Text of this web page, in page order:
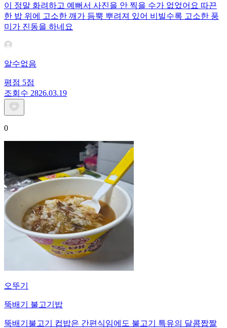
이 정말 화려하고 예뻐서 사진을 안 찍을 수가 없었어요 따끈
한 밥 위에 고소한 깨가 듬뿍 뿌려져 있어 비빌수록 고소한 풍
미가 진동을 하네요
알수없음
평점 5점
조회수 2826.03.19
0
오뚜기
뚝배기 불고기밥
뚝배기불고기 컵밥은 간편식임에도 불고기 특유의 달콤짭짤